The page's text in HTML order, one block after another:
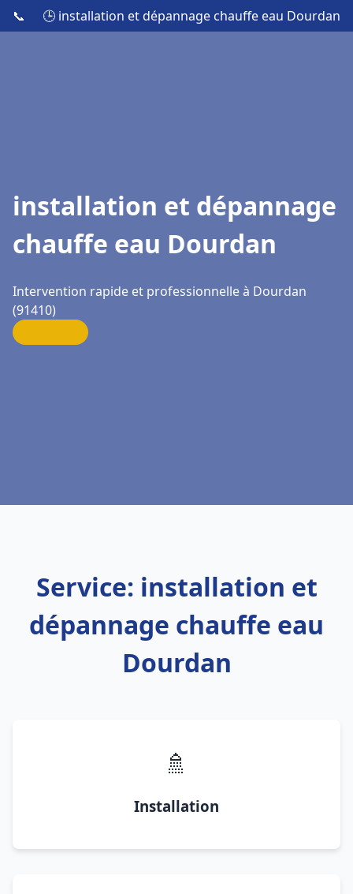
📞 🕒 installation et dépannage chauffe eau Dourdan
installation et dépannage
chauffe eau Dourdan
Intervention rapide et professionnelle à Dourdan
(91410)
Service: installation et
dépannage chauffe eau
Dourdan
🚿
Installation